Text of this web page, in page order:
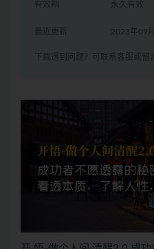
有效期 永久有效
最近更新 2023年09
下载遇到问题？可联系客服或留